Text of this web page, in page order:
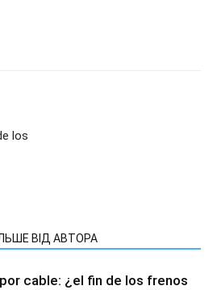
los
ВІД АВТОРА
cable: ¿el fin de los frenos